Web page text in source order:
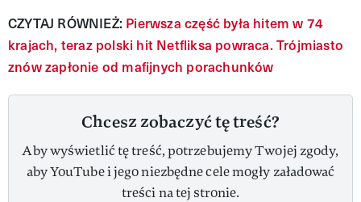
CZYTAJ RÓWNIEŻ: Pierwsza część była hitem w 74
krajach, teraz polski hit Netfliksa powraca. Trójmiasto
znów zapłonie od mafijnych porachunków
Chcesz zobaczyć tę treść?
Aby wyświetlić tę treść, potrzebujemy Twojej zgody,
aby YouTube i jego niezbędne cele mogły załadować
treści na tej stronie.